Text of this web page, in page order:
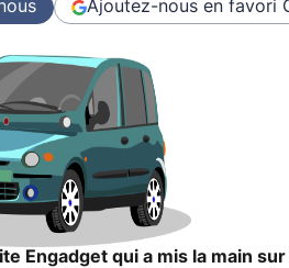
Ajoutez-nous en favori
Engadget qui a mis la main